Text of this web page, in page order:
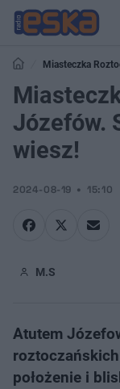
Miasteczka
Józefów.
wiesz!
2024-08-19 15:10
M.S
Atutem
położenie i